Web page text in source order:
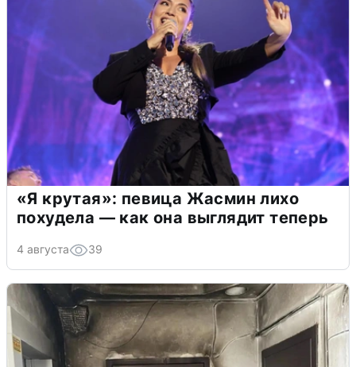
«Я крутая»: певица Жасмин лихо
похудела — как она выглядит теперь
4 августа 39